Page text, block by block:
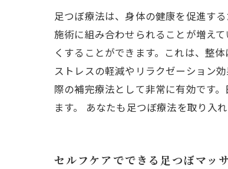
足つぼ療法は、身体の健康を促進す
施術に組み合わせられることが増え
くすることができます。これは、整
ストレスの軽減やリラクゼーション
際の補完療法として非常に有効です
ます。 あなたも足つぼ療法を取り入
セルフケアでできる足つぼマッ